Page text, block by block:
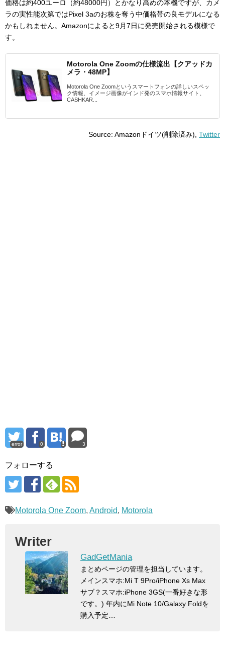
価格は約400ユーロ（約48000円）とかなり高めの本機ですが、カメ
ラの実性能次第ではPixel 3aのお株を奪う中価格帯の良モデルになる
かもしれません。Amazonによると9月7日に発売開始される模様で
す。
Motorola One Zoomの仕様流出【クアッドカ
メラ・48MP】
Motorola One Zoomというスマートフォンの詳しいスペッ
ク情報、イメージ画像がインド発のスマホ情報サイト、
CASHKAR...
Source: Amazonドイツ(削除済み), Twitter
error 0 3
フォローする
Motorola One Zoom, Android, Motorola
Writer
GadGetMania
まとめページの管理を担当しています。
メインスマホ:Mi T 9Pro/iPhone Xs Max
サブ？スマホ:iPhone 3GS(一番好きな形
です。) 年内にMi Note 10/Galaxy Foldを
購入予定…